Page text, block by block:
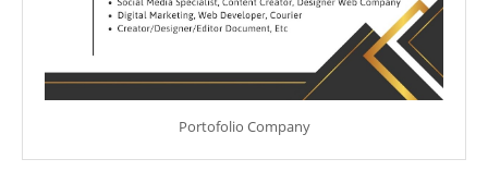
Portofolio Company